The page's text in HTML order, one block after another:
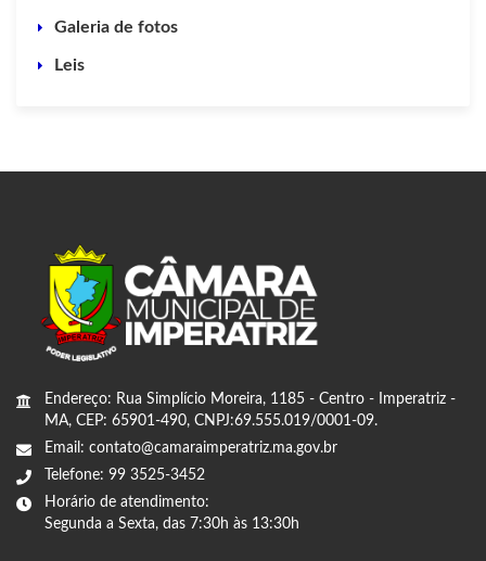
Galeria de fotos
Leis
Endereço: Rua Simplício Moreira, 1185 - Centro - Imperatriz -
MA, CEP: 65901-490, CNPJ:69.555.019/0001-09.
Email: contato@camaraimperatriz.ma.gov.br
Telefone: 99 3525-3452
Horário de atendimento:
Segunda a Sexta, das 7:30h às 13:30h